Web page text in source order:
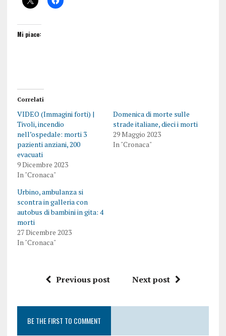
Mi piace:
Correlati
VIDEO (Immagini forti) |
Tivoli, incendio
nell’ospedale: morti 3
pazienti anziani, 200
evacuati
9 Dicembre 2023
In "Cronaca"
Domenica di morte sulle
strade italiane, dieci i morti
29 Maggio 2023
In "Cronaca"
Urbino, ambulanza si
scontra in galleria con
autobus di bambini in gita: 4
morti
27 Dicembre 2023
In "Cronaca"
Previous post Next post
BE THE FIRST TO COMMENT